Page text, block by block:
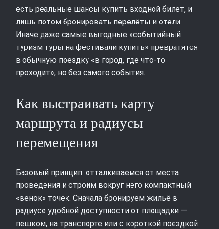
есть реальные шансы купить входной билет, и
лишь потом бронировать перелёты и отели.
Иначе даже самые выгодные «событийный
туризм туры на фестивали купить» превратятся
в обычную поездку «в город, где что‑то
проходит», но без самого события.
Как выстраивать карту
маршрута и радиусы
перемещения
Базовый принцип: отталкиваемся от места
проведения и строим вокруг него компактный
«венок» точек. Сначала бронируем жильё в
радиусе удобной доступности от площадки —
пешком, на транспорте или с короткой поездкой